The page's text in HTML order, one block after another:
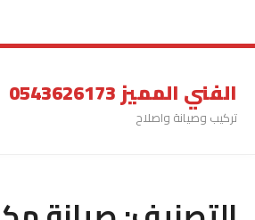
الفني المميز 0543626173
تركيب وصيانة واصلاح